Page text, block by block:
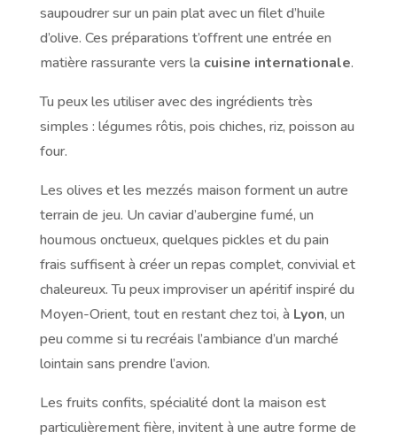
saupoudrer sur un pain plat avec un filet d’huile
d’olive. Ces préparations t’offrent une entrée en
matière rassurante vers la cuisine internationale.
Tu peux les utiliser avec des ingrédients très
simples : légumes rôtis, pois chiches, riz, poisson au
four.
Les olives et les mezzés maison forment un autre
terrain de jeu. Un caviar d’aubergine fumé, un
houmous onctueux, quelques pickles et du pain
frais suffisent à créer un repas complet, convivial et
chaleureux. Tu peux improviser un apéritif inspiré du
Moyen-Orient, tout en restant chez toi, à Lyon, un
peu comme si tu recréais l’ambiance d’un marché
lointain sans prendre l’avion.
Les fruits confits, spécialité dont la maison est
particulièrement fière, invitent à une autre forme de